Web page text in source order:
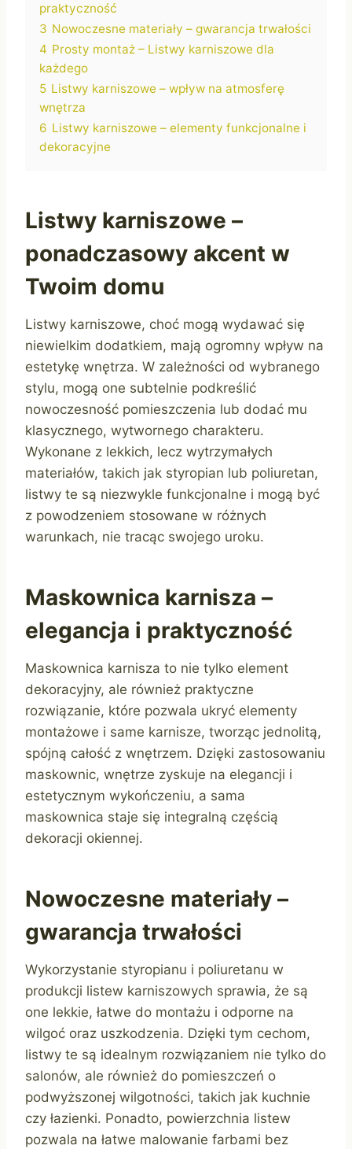
praktyczność
3 Nowoczesne materiały – gwarancja trwałości
4 Prosty montaż – Listwy karniszowe dla
każdego
5 Listwy karniszowe – wpływ na atmosferę
wnętrza
6 Listwy karniszowe – elementy funkcjonalne i
dekoracyjne
Listwy karniszowe –
ponadczasowy akcent w
Twoim domu
Listwy karniszowe, choć mogą wydawać się
niewielkim dodatkiem, mają ogromny wpływ na
estetykę wnętrza. W zależności od wybranego
stylu, mogą one subtelnie podkreślić
nowoczesność pomieszczenia lub dodać mu
klasycznego, wytwornego charakteru.
Wykonane z lekkich, lecz wytrzymałych
materiałów, takich jak styropian lub poliuretan,
listwy te są niezwykle funkcjonalne i mogą być
z powodzeniem stosowane w różnych
warunkach, nie tracąc swojego uroku.
Maskownica karnisza –
elegancja i praktyczność
Maskownica karnisza to nie tylko element
dekoracyjny, ale również praktyczne
rozwiązanie, które pozwala ukryć elementy
montażowe i same karnisze, tworząc jednolitą,
spójną całość z wnętrzem. Dzięki zastosowaniu
maskownic, wnętrze zyskuje na elegancji i
estetycznym wykończeniu, a sama
maskownica staje się integralną częścią
dekoracji okiennej.
Nowoczesne materiały –
gwarancja trwałości
Wykorzystanie styropianu i poliuretanu w
produkcji listew karniszowych sprawia, że są
one lekkie, łatwe do montażu i odporne na
wilgoć oraz uszkodzenia. Dzięki tym cechom,
listwy te są idealnym rozwiązaniem nie tylko do
salonów, ale również do pomieszczeń o
podwyższonej wilgotności, takich jak kuchnie
czy łazienki. Ponadto, powierzchnia listew
pozwala na łatwe malowanie farbami bez